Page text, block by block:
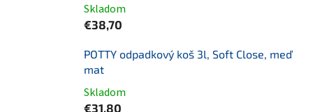
Skladom
€38,70
POTTY odpadkový koš 3l, Soft Close, meď
mat
Skladom
€31,80